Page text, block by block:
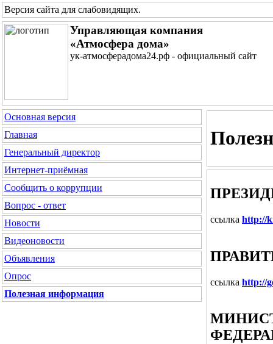
Версия сайта для слабовидящих.
Управляющая компания
«Атмосфера дома»
ук-атмосферадома24.рф - официальный сайт
Основная версия
Главная
Генеральный директор
Интернет-приёмная
Сообщить о коррупции
Вопрос - ответ
Новости
Видеоновости
Объявления
Опрос
Полезная информация
ссылка http://
ссылка http://